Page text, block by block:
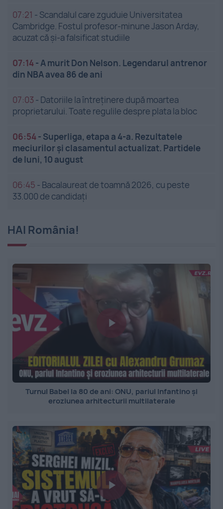
07:21 - Scandalul care zguduie Universitatea
Cambridge. Fostul profesor-minune Jason Arday,
acuzat că și-a falsificat studiile
07:14-A murit Don Nelson. Legendarul antrenor
din NBA avea 86 de ani
07:03 - Datoriile la întreținere după moartea
proprietarului. Toate regulile despre plata la bloc
06:54- Superliga, etapa a 4-a. Rezultatele
meciurilor și clasamentul actualizat. Partidele
de luni, 10 august
06:45 - Bacalaureat de toamnă 2026, cu peste
33.000 de candidați
HAI România!
Turnul Babel la 80 de ani: ONU, pariul Infantino și
eroziunea arhitecturii multilaterale